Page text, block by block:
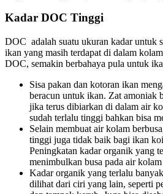
Kadar DOC Tinggi
DOC adalah suatu ukuran kadar untuk
ikan yang masih terdapat di dalam
DOC, semakin berbahaya pula untuk
Sisa pakan dan kotoran ikan
beracun untuk ikan. Zat amoniak
jika terus dibiarkan di dalam air
sudah terlalu tinggi bahkan bisa
Selain membuat air kolam
tinggi juga tidak baik bagi ikan
Peningkatan kadar organik yang
menimbulkan busa pada air
Kadar organik yang terlalu
dilihat dari ciri yang lain, seperti